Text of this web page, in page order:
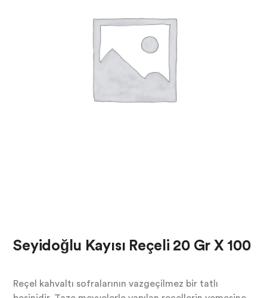
Seyidoğlu Kayısı Reçeli 20 Gr X 100
Reçel kahvaltı sofralarının vazgeçilmez bir tatlı